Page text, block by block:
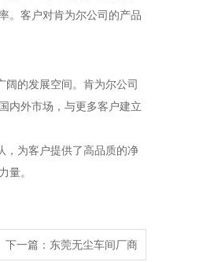
。客户对肯为尔公司的产品
的发展空间。肯为尔公司
内外市场，与更多客户建立
为客户提供了高品质的净
量。
下一篇：东莞无尘车间厂商